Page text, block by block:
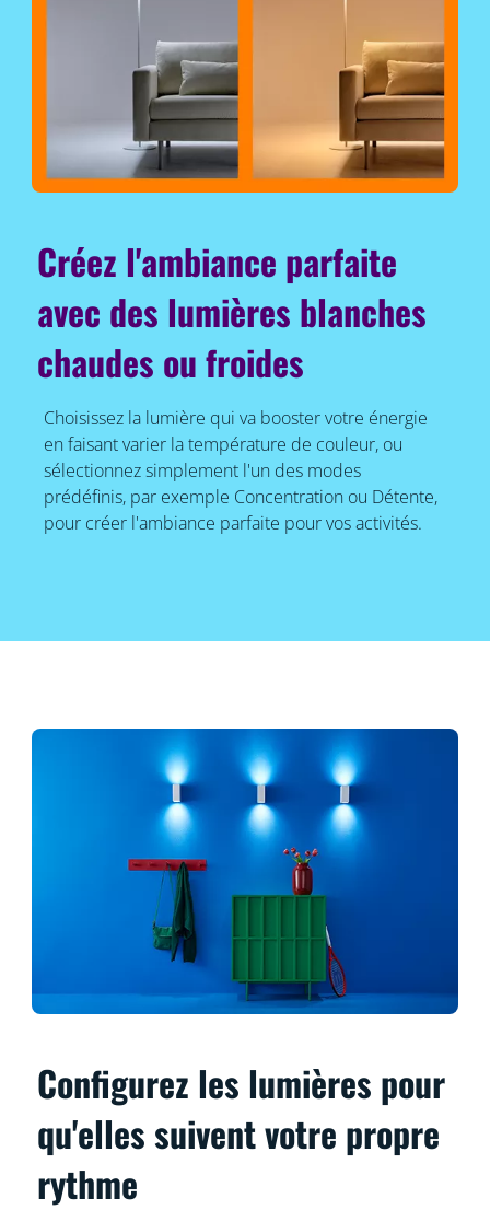
Créez l'ambiance parfaite
avec des lumières blanches
chaudes ou froides
Choisissez la lumière qui va booster votre énergie
en faisant varier la température de couleur, ou
sélectionnez simplement l'un des modes
prédéfinis, par exemple Concentration ou Détente,
pour créer l'ambiance parfaite pour vos activités.
Configurez les lumières pour
qu'elles suivent votre propre
rythme